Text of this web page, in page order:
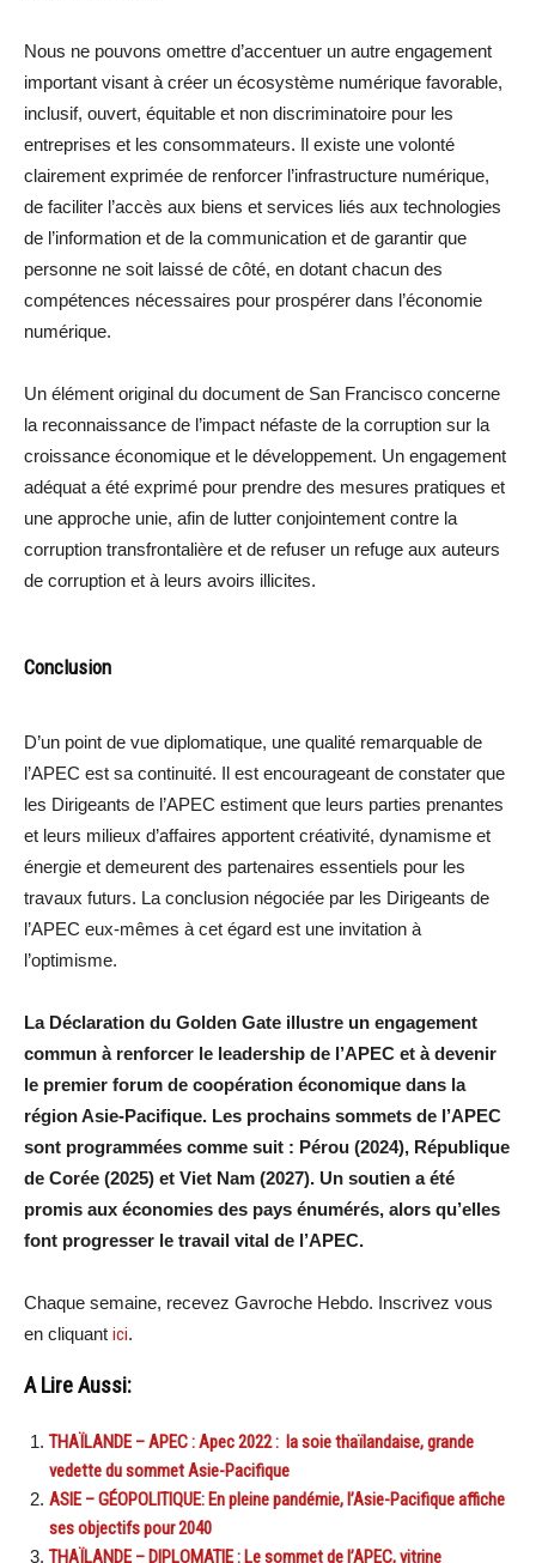
Nous ne pouvons omettre d’accentuer un autre engagement
important visant à créer un écosystème numérique favorable,
inclusif, ouvert, équitable et non discriminatoire pour les
entreprises et les consommateurs. Il existe une volonté
clairement exprimée de renforcer l’infrastructure numérique,
de faciliter l’accès aux biens et services liés aux technologies
de l’information et de la communication et de garantir que
personne ne soit laissé de côté, en dotant chacun des
compétences nécessaires pour prospérer dans l’économie
numérique.
Un élément original du document de San Francisco concerne
la reconnaissance de l’impact néfaste de la corruption sur la
croissance économique et le développement. Un engagement
adéquat a été exprimé pour prendre des mesures pratiques et
une approche unie, afin de lutter conjointement contre la
corruption transfrontalière et de refuser un refuge aux auteurs
de corruption et à leurs avoirs illicites.
Conclusion
D’un point de vue diplomatique, une qualité remarquable de
l’APEC est sa continuité. Il est encourageant de constater que
les Dirigeants de l’APEC estiment que leurs parties prenantes
et leurs milieux d’affaires apportent créativité, dynamisme et
énergie et demeurent des partenaires essentiels pour les
travaux futurs. La conclusion négociée par les Dirigeants de
l’APEC eux-mêmes à cet égard est une invitation à
l’optimisme.
La Déclaration du Golden Gate illustre un engagement
commun à renforcer le leadership de l’APEC et à devenir
le premier forum de coopération économique dans la
région Asie-Pacifique. Les prochains sommets de l’APEC
sont programmées comme suit : Pérou (2024), République
de Corée (2025) et Viet Nam (2027). Un soutien a été
promis aux économies des pays énumérés, alors qu’elles
font progresser le travail vital de l’APEC.
Chaque semaine, recevez Gavroche Hebdo. Inscrivez vous
en cliquant ici.
A Lire Aussi:
THAÏLANDE – APEC : Apec 2022 : la soie thaïlandaise, grande
vedette du sommet Asie-Pacifique
ASIE – GÉOPOLITIQUE: En pleine pandémie, l’Asie-Pacifique affiche
ses objectifs pour 2040
THAÏLANDE – DIPLOMATIE : Le sommet de l’APEC, vitrine